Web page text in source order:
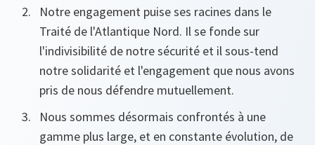
Notre engagement puise ses racines dans le
Traité de l'Atlantique Nord. Il se fonde sur
l'indivisibilité de notre sécurité et il sous-tend
notre solidarité et l'engagement que nous avons
pris de nous défendre mutuellement.
Nous sommes désormais confrontés à une
gamme plus large, et en constante évolution, de